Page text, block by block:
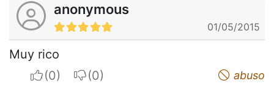
anonymous
01/05/2015
Muy rico
I apreciateI do not appreciate abuso